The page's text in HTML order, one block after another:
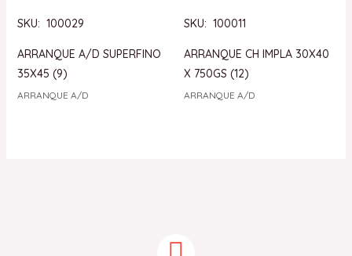
SKU: 100029
ARRANQUE A/D SUPERFINO
35X45 (9)
ARRANQUE A/D
SKU: 100011
ARRANQUE CH IMPLA 30X40
X 750GS (12)
ARRANQUE A/D